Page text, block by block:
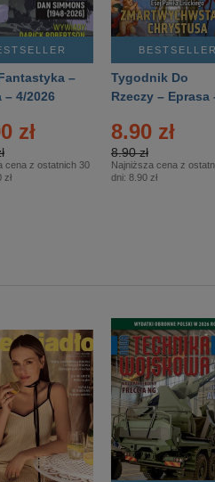
–
– 4/2026
zł
cena z ostatnich 30
zł
BESTSELLER
Tygodnik Do
Rzeczy – Eprasa
8.90 zł
8.90 zł
Najniższa cena z
dni: 8.90 zł